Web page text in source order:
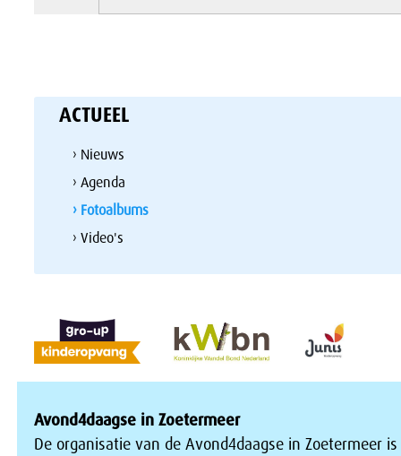
ACTUEEL
› Nieuws
› Agenda
› Fotoalbums
› Video's
Avond4daagse in Zoetermeer
De organisatie van de Avond4daagse in Zoetermeer